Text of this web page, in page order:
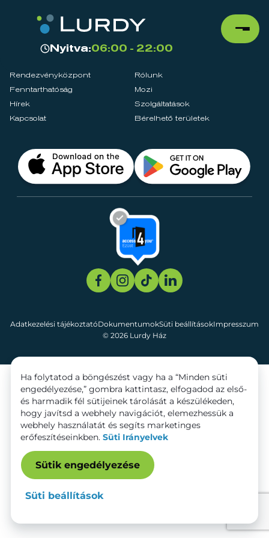
Nyitva:06:00 - 22:00
Rendezvényközpont
Rólunk
Fenntarthatóság
Mozi
Hírek
Szolgáltatások
Kapcsolat
Bérelhető területek
© 2026 Lurdy Ház
Adatkezelési tájékoztatóDokumentumokSüti beállításokImpresszum
Ha folytatod a böngészést vagy ha a “Minden süti
engedélyezése,” gombra kattintasz, elfogadod az első-
és harmadik fél sütijeinek tárolását a készülékeden,
hogy javítsd a webhely navigációt, elemezhessük a
webhely használatát és segíts marketinges
erőfeszítéseinkben. Süti Irányelvek
Sütik engedélyezése
Süti beállítások